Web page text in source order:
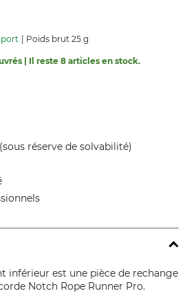
port Poids brut 25 g
| Il reste 8 articles en stock.
réserve de solvabilité)
inférieur est une pièce de rechange
Notch Rope Runner Pro.